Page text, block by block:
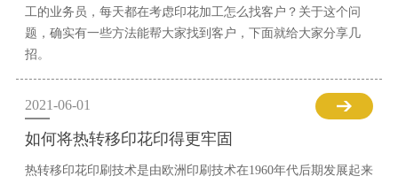
工的业务员，每天都在考虑印花加工怎么找客户？关于这个问
题，确实有一些方法能帮大家找到客户，下面就给大家分享几
招。
2021-06-01
如何将热转移印花印得更牢固
热转移印花印刷技术是由欧洲印刷技术在1960年代后期发展起来